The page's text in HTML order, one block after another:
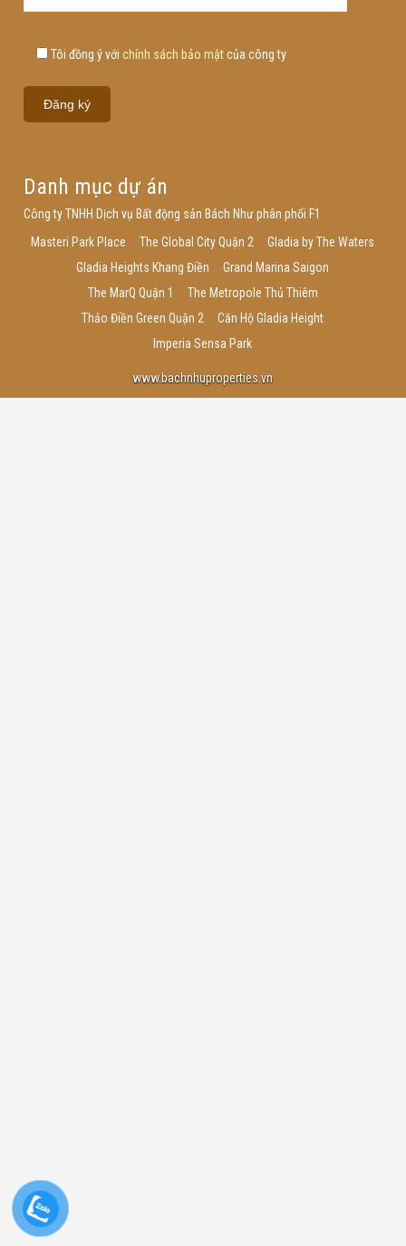
Tôi đồng ý với chính sách bảo mậtcủa công ty
Danh mục dự án
Công ty TNHH Dịch vụ Bất động sản Bách Như phân phối F1
Masteri Park Place
The Global City Quận 2
Gladia by The Waters
Gladia Heights Khang Điền
Grand Marina Saigon
The MarQ Quận 1
The Metropole Thủ Thiêm
Thảo Điền Green Quận 2
Căn Hộ Gladia Height
Imperia Sensa Park
www.bachnhuproperties.vn